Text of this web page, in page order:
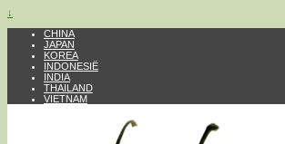
↓
CHINA
JAPAN
KOREA
INDONESIË
INDIA
THAILAND
VIETNAM